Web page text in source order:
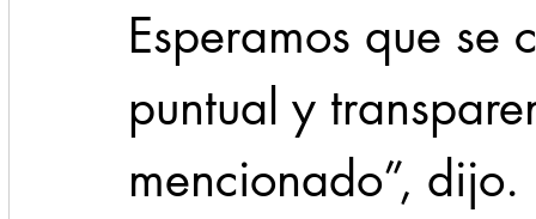
Esperamos que
puntual y
mencionado”, dijo.